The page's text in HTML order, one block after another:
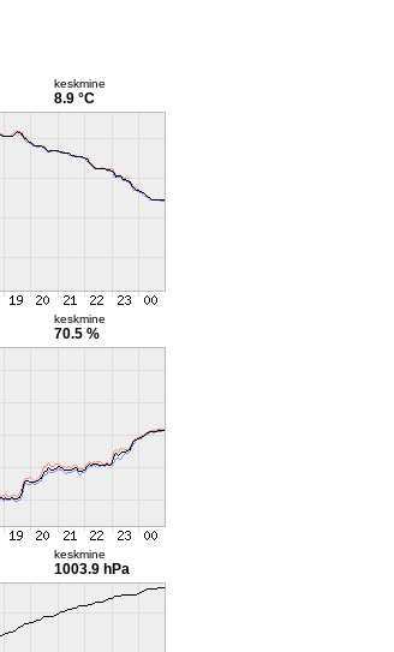
keskmine
8.9 °C
keskmine
70.5 %
keskmine
1003.9 hPa